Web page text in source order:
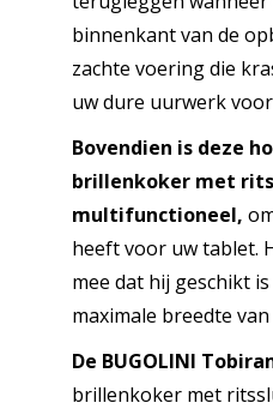
2
brillen
-
Met
tabletvak
-
Koffie
aantal
binnenkant van de
zachte voering die
uw dure uurwerk
Bovendien is deze
brillenkoker met
multifunctioneel,
heeft voor uw tablet.
mee dat hij geschikt
maximale breedte van
De BUGOLINI
brillenkoker met